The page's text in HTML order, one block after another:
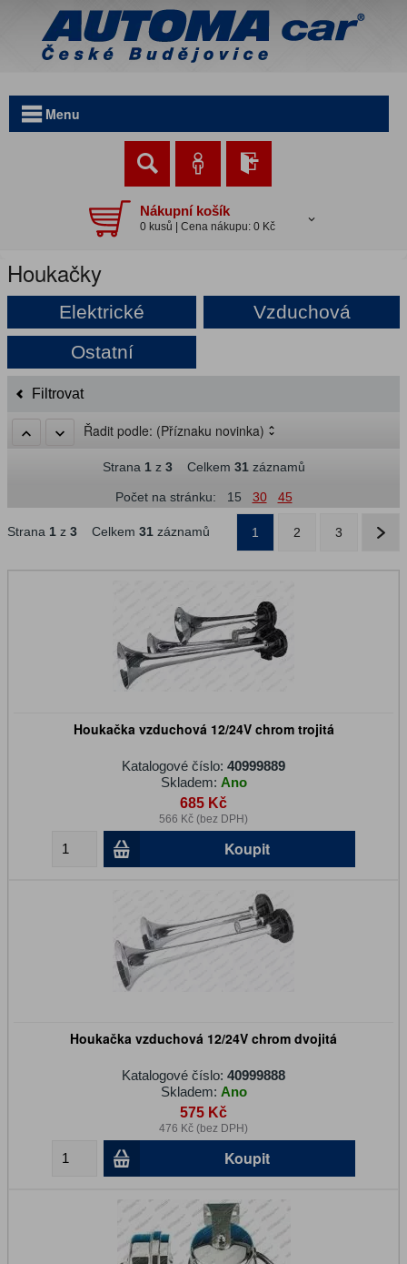
Menu
Nákupní košík
0 kusů | Cena nákupu: 0 Kč
Houkačky
Elektrické
Vzduchová
Ostatní
Filtrovat
Řadit podle: (Příznaku novinka)
Strana 1z 3Celkem 31záznamů
Počet na stránku: 15 30 45
Strana 1 z 3 Celkem 31 záznamů 1 2 3
Houkačka vzduchová 12/24V chrom trojitá
Katalogové číslo: 40999889
Skladem: Ano
685 Kč
566 Kč (bez DPH)
Koupit
Houkačka vzduchová 12/24V chrom dvojitá
Katalogové číslo: 40999888
Skladem: Ano
575 Kč
476 Kč (bez DPH)
Koupit